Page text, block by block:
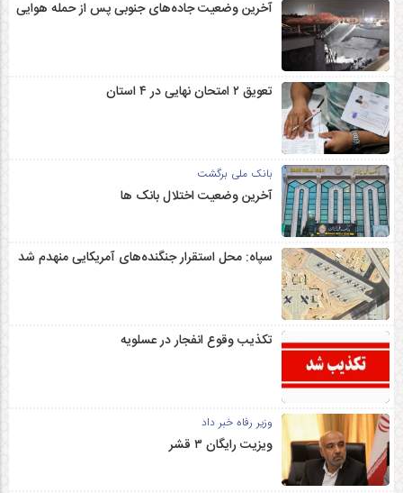
آخرین وضعیت جاده‌های جنوبی پس از حمله هوایی
تعویق ۲ امتحان نهایی در ۴ استان
بانک ملی برگشت
آخرین وضعیت اختلال بانک ها
سپاه: محل استقرار جنگنده‌های آمریکایی منهدم شد
تکذیب وقوع انفجار در عسلویه
وزیر رفاه خبر داد
ویزیت رایگان ۳ قشر